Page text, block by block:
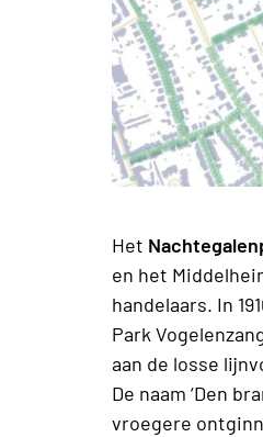
Het
en het
handelaars. In
Park
aan de losse
De naam ‘Den
vroegere